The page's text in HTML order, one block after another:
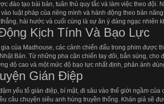
đào tạo bài bản, tuân thủ quy tắc và làm việc theo đội.
luật pháp của riêng mình và hành động theo bản
hài hước và cuối cùng là sự ăn ý đáng ngạc nhiên
Kịch Tính Và Bạo Lực
của Madhouse, các cảnh chiến đấu trong phim được
Bản. Từ những pha cận chiến tay đôi, bắn súng, cho
độ cao và một mức độ bạo lực nhất định, phản ánh
Gián Điệp
yếu tố gián điệp, bí mật, đi sâu vào thế giới ngầm
câu chuyện siêu anh hùng truyền thống. Khán giả sẽ